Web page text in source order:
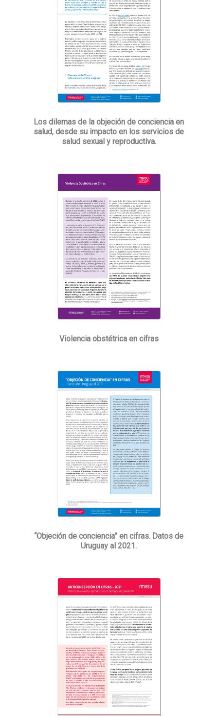
Los dilemas de la objeción de conciencia en
salud, desde su impacto en los servicios de
salud sexual y reproductiva.
Violencia obstétrica en cifras
“Objeción de conciencia” en cifras. Datos de
Uruguay al 2021.